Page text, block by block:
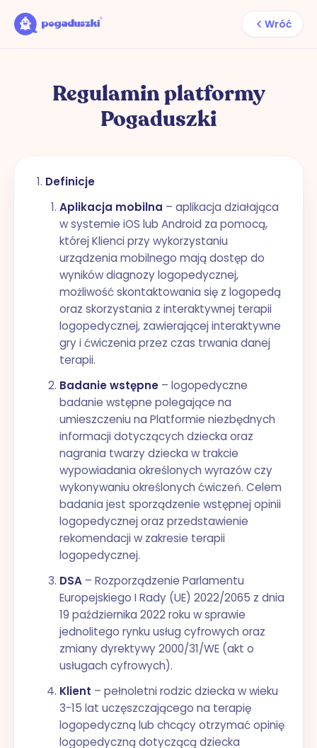
Wróć
Regulamin platformy
Pogaduszki
Definicje
Aplikacja mobilna – aplikacja działająca
w systemie iOS lub Android za pomocą,
której Klienci przy wykorzystaniu
urządzenia mobilnego mają dostęp do
wyników diagnozy logopedycznej,
możliwość skontaktowania się z logopedą
oraz skorzystania z interaktywnej terapii
logopedycznej, zawierającej interaktywne
gry i ćwiczenia przez czas trwania danej
terapii.
Badanie wstępne – logopedyczne
badanie wstępne polegające na
umieszczeniu na Platformie niezbędnych
informacji dotyczących dziecka oraz
nagrania twarzy dziecka w trakcie
wypowiadania określonych wyrazów czy
wykonywaniu określonych ćwiczeń. Celem
badania jest sporządzenie wstępnej opinii
logopedycznej oraz przedstawienie
rekomendacji w zakresie terapii
logopedycznej.
DSA – Rozporządzenie Parlamentu
Europejskiego I Rady (UE) 2022/2065 z dnia
19 października 2022 roku w sprawie
jednolitego rynku usług cyfrowych oraz
zmiany dyrektywy 2000/31/WE (akt o
usługach cyfrowych).
Klient – pełnoletni rodzic dziecka w wieku
3-15 lat uczęszczającego na terapię
logopedyczną lub chcący otrzymać opinię
logopedyczną dotyczącą dziecka